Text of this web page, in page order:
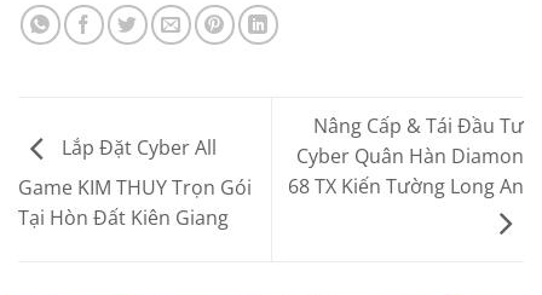
Lắp Đặt Cyber All
Game KIM THUY Trọn Gói
Tại Hòn Đất Kiên Giang
Nâng Cấp & Tái Đầu Tư
Cyber Quân Hàn Diamon
68 TX Kiến Tường Long An